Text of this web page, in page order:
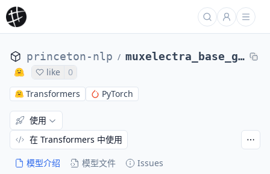
princeton-nlp / muxelectra_base_gaussian_hadamard_index_pos_5
like
0
Transformers
PyTorch
模型介绍 模型文件 Issues
使用
在 Transformers 中使用